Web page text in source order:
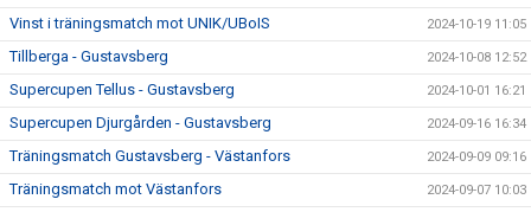
Vinst i träningsmatch mot UNIK/UBoIS 2024-10-19 11:05
Tillberga - Gustavsberg 2024-10-08 12:52
Supercupen Tellus - Gustavsberg 2024-10-01 16:21
Supercupen Djurgården - Gustavsberg 2024-09-16 16:34
Träningsmatch Gustavsberg - Västanfors 2024-09-09 09:16
Träningsmatch mot Västanfors 2024-09-07 10:03